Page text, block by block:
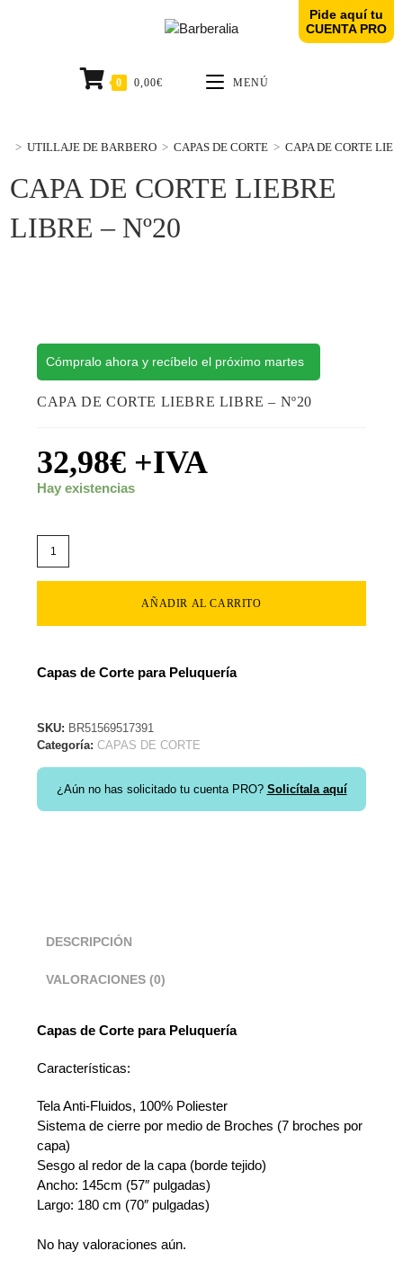
0 0,00€ MENÚ
CAPA DE CORTE LIEBRE
LIBRE – Nº20
> UTILLAJE DE BARBERO > CAPAS DE CORTE > CAPA DE CORTE
Cómpralo ahora y recíbelo el próximo martes
CAPA DE CORTE LIEBRE LIBRE – Nº20
32,98€ +IVA
Hay existencias
AÑADIR AL CARRITO
Capas de Corte para Peluquería
SKU: BR51569517391
Categoría:CAPAS DE CORTE
¿Aún no has solicitado tu cuenta PRO? Solicítala aquí
DESCRIPCIÓN
VALORACIONES (0)
Capas de Corte para Peluquería
Características:
Tela Anti-Fluidos, 100% Poliester
Sistema de cierre por medio de Broches (7 broches por
capa)
Sesgo al redor de la capa (borde tejido)
Ancho: 145cm (57″ pulgadas)
Largo: 180 cm (70″ pulgadas)
No hay valoraciones aún.
Pide aquí tu
CUENTA PRO